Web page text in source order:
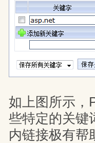
如上图所示，
些特定的关键
内链接极有帮